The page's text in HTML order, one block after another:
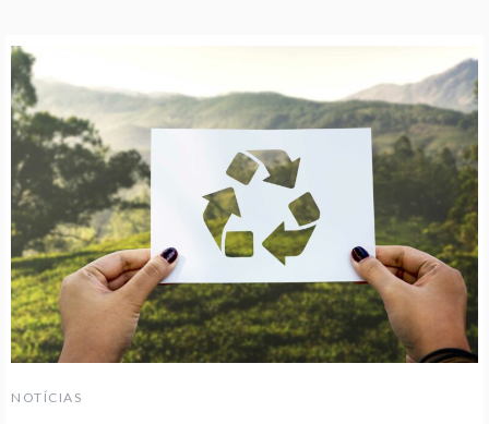
NOTÍCIAS